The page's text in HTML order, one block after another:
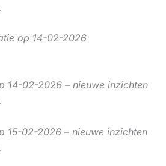
op 14-02-2026
14-02-2026 – nieuwe inzichten
15-02-2026 – nieuwe inzichten